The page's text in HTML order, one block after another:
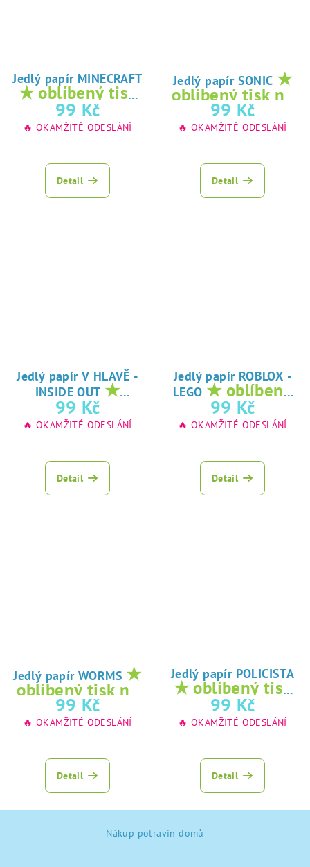
Jedlý papír MINECRAFT
★ oblíbený tisk
na jedlý papír
99 Kč
🔥 OKAMŽITÉ ODESLÁNÍ
Detail
Jedlý papír SONIC ★
oblíbený tisk na
jedlý papír
99 Kč
🔥 OKAMŽITÉ ODESLÁNÍ
Detail
Jedlý papír V HLAVĚ -
INSIDE OUT ★
oblíbený tisk na
jedlý papír
99 Kč
🔥 OKAMŽITÉ ODESLÁNÍ
Detail
Jedlý papír ROBLOX -
LEGO ★ oblíbený
tisk na jedlý
papír
99 Kč
🔥 OKAMŽITÉ ODESLÁNÍ
Detail
Jedlý papír WORMS ★
oblíbený tisk na
jedlý papír
99 Kč
🔥 OKAMŽITÉ ODESLÁNÍ
Detail
Jedlý papír POLICISTA
★ oblíbený tisk
na jedlý papír
99 Kč
🔥 OKAMŽITÉ ODESLÁNÍ
Detail
Nákup potravin domů